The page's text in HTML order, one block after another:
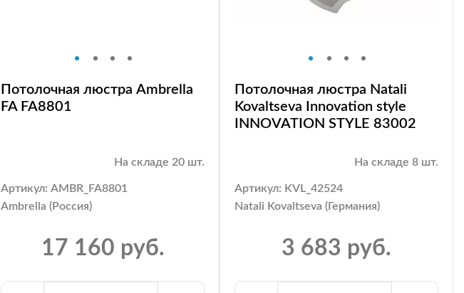
Потолочная люстра Ambrella
FA FA8801
На складе 20 шт.
Артикул: AMBR_FA8801
Ambrella (Россия)
17 160 руб.
Потолочная люстра Natali
Kovaltseva Innovation style
INNOVATION STYLE 83002
На складе 8 шт.
Артикул: KVL_42524
Natali Kovaltseva (Германия)
3 683 руб.